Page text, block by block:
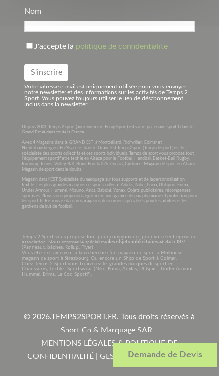
Nom
J'accepte la politique de confidentialité
Votre adresse e-mail est uniquement utilisée pour vous envoyer
notre newsletter et des informations sur les activités de Temps 2
Sport. Vous pouvez toujours utiliser le lien de désabonnement
inclus dans la newsletter.
Depuis 2003, Temps 2 sport (anciennement Equip’Sport) est votre partenaire sportif dans le
Grand Est et dans toute la France .
Avec 4 Magasins dans le GRAND EST à Montbéliard, Richwiller, Colmar et
Niederhausbergen. En Alsace et dans le Grand Est Temps2sport ( tempsdesport ) est le
spécialiste des sports collectifs et des sports individuels. Temps de sport vous propose tout
l’équipement sportif et le textile en Alsace pour le Football, Handball, Basket-Ball, Rugby,
Running, Tennis, Volley-Ball, Boxe, Football Américain, Cyclisme. Magasin de sport en Alsace,
Magasin de sport dans le doubs.
Magasin dans l’EST Spécialiste du marquage sur tous supports et de la personnalisation
textile. Les plus grandes marques de sports collectif Adidas, Nike, Puma, Uhlsport, Erima,
Under Armour, Hummel, Mizuno, Asics, Babolat, Yonex. Objets publicitaires, récompenses
sportives. Nous vous proposons également une gamme de parapharmacie et protection pour
les sportifs. Retrouvez dans nos magasins des corners spécialisés pour les arbitres et les
gardiens de but de football.
Temps 2 Sport vous propose tout pour communiquer pour votre entreprise ou
association. Nous sommes le spécialistedes objets publicitaireset de la PLV
(Panneaux, bâches, Rollup, Flyer)
Vous êtes certainement à la recherche d’un magasin de sport à Mulhouse.
magasin de sport à Strasbourg. Ou encore un Shop de Sport à Colmar.
Chez Temps 2 Sport vous trouverez les grandes marques de sport en
Chaussures, Textiles, Sportswear (Nike, Puma, Adidas, Uhlsport, Under Armour
Hummel, Erima, Le Coq Sportif).
Demande de Devis
© 2026.TEMPS2SPORT.FR. Tous droits réservés à
Sport Co & Marquage SARL.
MENTIONS LÉGALES & POLITIQUE DE
CONFIDENTIALITÉ| GESTION COOKIES|CGV